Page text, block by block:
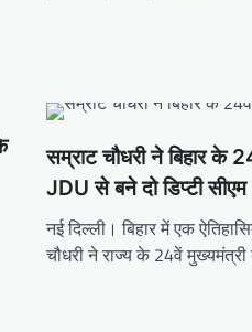
सम्राट चौधरी ने बिहार
JDU से बने दो डिप्टी सीएम
नई दिल्ली। बिहार में एक
चौधरी ने राज्य के 24वें